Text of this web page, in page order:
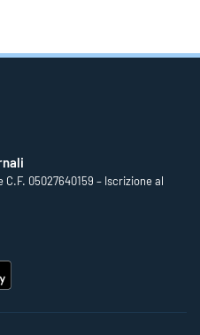
C.F. 05027640159 – Iscrizione al